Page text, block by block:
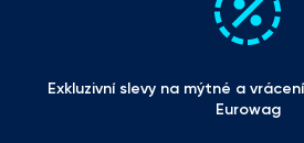
Exkluzivní slevy na mýtné a
Eurowag